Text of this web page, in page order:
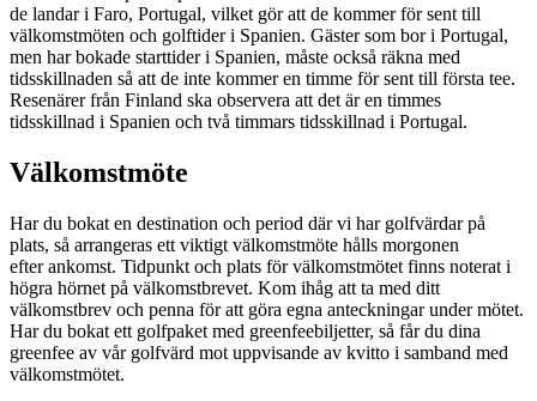
de landar i Faro, Portugal, vilket gör att de kommer för sent till
välkomstmöten och golftider i Spanien. Gäster som bor i Portugal,
men har bokade starttider i Spanien, måste också räkna med
tidsskillnaden så att de inte kommer en timme för sent till första tee.
Resenärer från Finland ska observera att det är en timmes
tidsskillnad i Spanien och två timmars tidsskillnad i Portugal.
Välkomstmöte
Har du bokat en destination och period där vi har golfvärdar på
plats, så arrangeras ett viktigt välkomstmöte hålls morgonen
efter ankomst. Tidpunkt och plats för välkomstmötet finns noterat i
högra hörnet på välkomstbrevet. Kom ihåg att ta med ditt
välkomstbrev och penna för att göra egna anteckningar under mötet.
Har du bokat ett golfpaket med greenfeebiljetter, så får du dina
greenfee av vår golfvärd mot uppvisande av kvitto i samband med
välkomstmötet.